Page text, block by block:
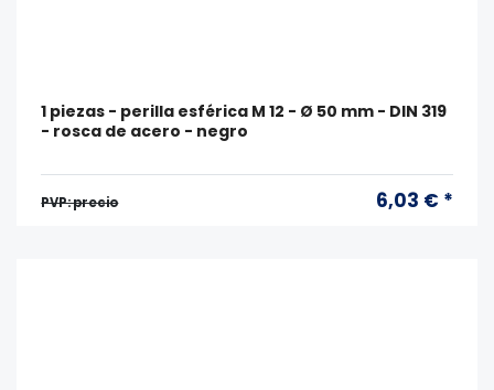
1 piezas - perilla esférica M 12 - Ø 50 mm - DIN 319
- rosca de acero - negro
PVP: precio 6,03 € *